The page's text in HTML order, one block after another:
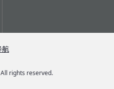
rights reserved.
航